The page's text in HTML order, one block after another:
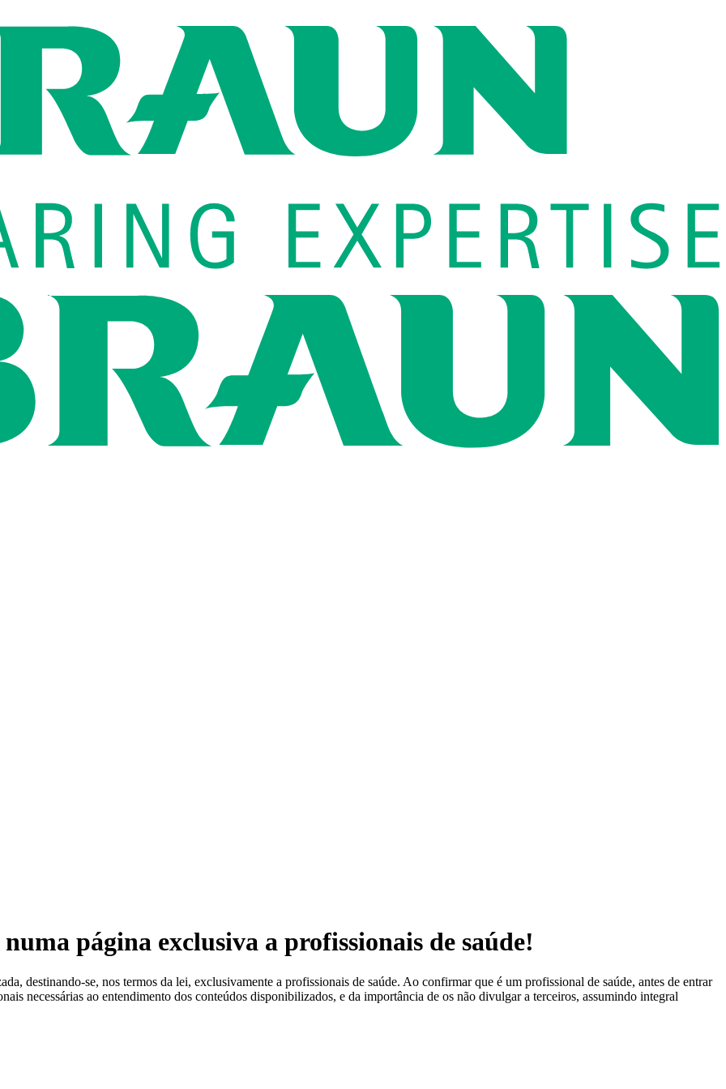
página exclusiva a profissionais de saúde!
destinando-se, nos termos da lei, exclusivamente a profissionais de saúde. Ao confirmar que é um profissional de saúde, antes de entrar
necessárias ao entendimento dos conteúdos disponibilizados, e da importância de os não divulgar a terceiros, assumindo integral